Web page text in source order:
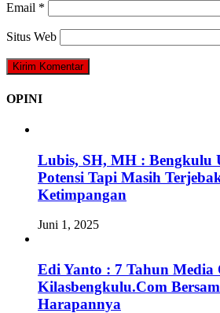
Email *
Situs Web
OPINI
Lubis, SH, MH : Bengkulu
Potensi Tapi Masih
Ketimpangan
Juni 1, 2025
Edi Yanto : 7 Tahun Media
Kilasbengkulu.Com
Harapannya